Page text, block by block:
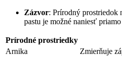
Zázvor: Prírodný prostriedok
pastu je možné naniesť
Prírodné prostriedky
Arnika
Zmierňuje